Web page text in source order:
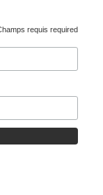
requis required